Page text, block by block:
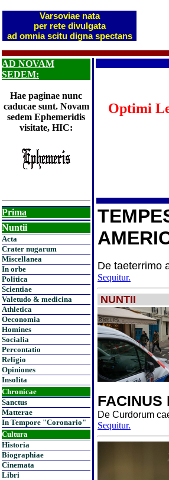
Varsoviae nata
per rete divulgata
ad omnia scitu digna spectans
AD NOVAM
SEDEM:
Hae paginae nunc
caducae sunt. Novam
sedem Ephemeridis
visitate, HIC:
Prima
Nuntii
Acta
Crater nugarum
Miscellanea
In orbe
Politica
Scientiae
Valetudo & medicina
Athletica
Oeconomia
Homines
Socialia
Percontatio
Religio
Opiniones
Insolita
Chronicae
Sanctus
Matterae
In Tempore "Coronario"
Cultura
Historia
Biographiae
Cinemata
Libri
Optimi
De taeterrimo
Sequitur.
NUNTII
FACINUS
De Curdorum
Sequitur.